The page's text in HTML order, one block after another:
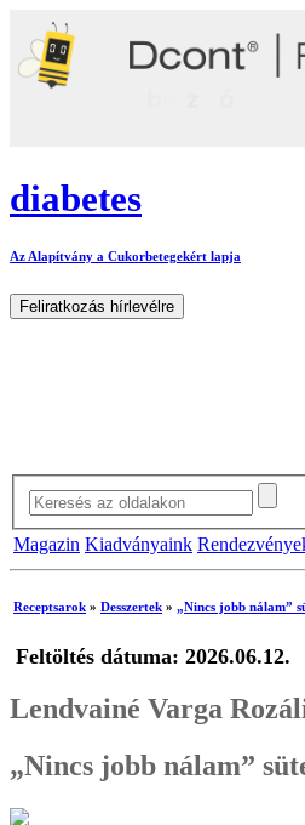
diabetes
Az Alapítvány a Cukorbetegekért lapja
Magazin Kiadványaink
Receptsarok » Desszertek » „Nincs jobb nálam”
Feltöltés dátuma: 2026.06.12.
Lendvainé Varga
„Nincs jobb nálam”